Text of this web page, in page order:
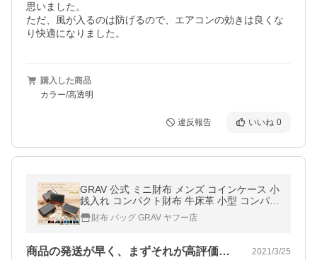
思いました。
ただ、風が入るのは防げるので、エアコンの効きは良くな
り快適になりました。
購入した商品
カラー/高透明
違反報告 いいね 0
GRAV 公式 ミニ財布 メンズ コインケース 小
銭入れ コンパクト財布 牛床革 小型 コンパク
ト 小さい カード入れ 大容量 小さい財布 小
財布 バッグ GRAV ヤフー店
商品の発送が早く、まずそれが高評価です… 2021/3/25